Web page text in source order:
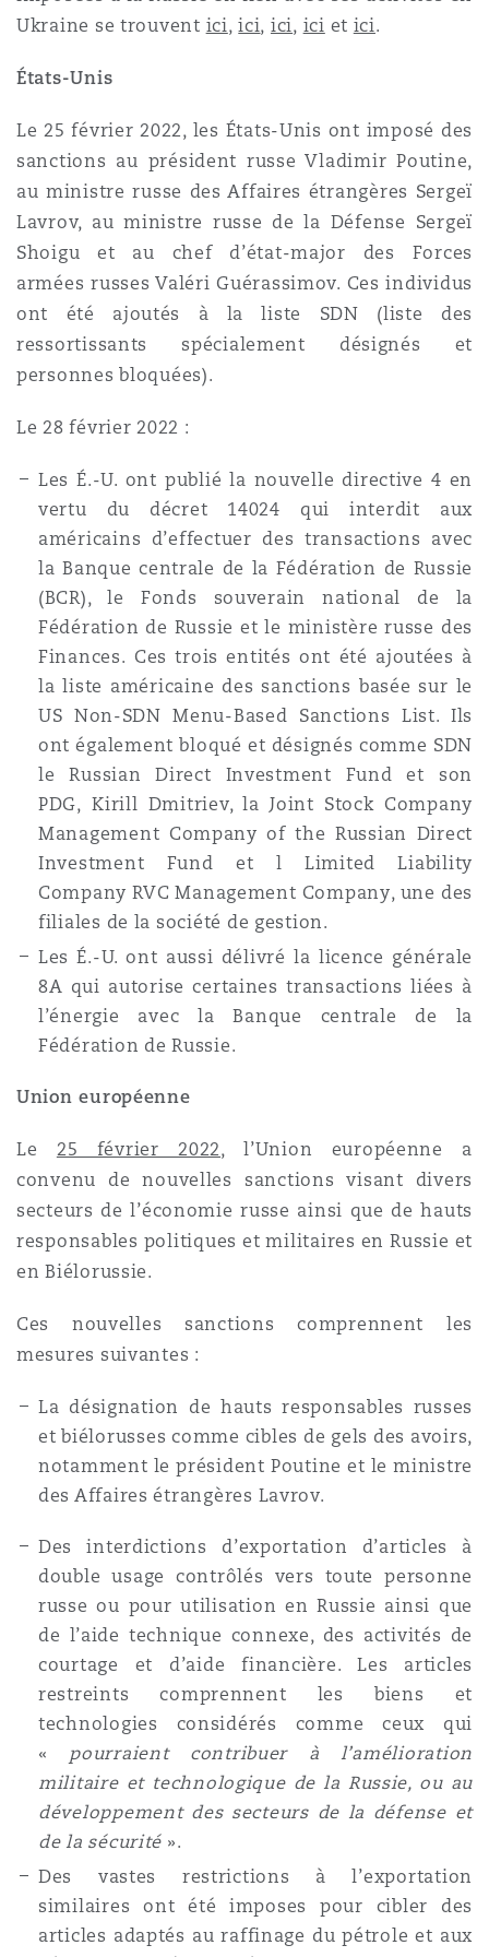
Droit aérien commercial
Droit réglementaire
Satellites et espace
Droit maritime
Risques politiques et crédit
Responsabilité du fabricant
Assurance biens
Réassurance
Assurance spécialisée
Bator
Jersey
York
County
(D. C.)
The St Botolph Building
2 New Bailey
Ukraine se trouvent ici,ici, ici, ici et ici.
États-Unis
Le 25 février 2022, les États-Unis ont imposé des
sanctions au président russe Vladimir Poutine,
au ministre russe des Affaires étrangères Sergeï
Lavrov, au ministre russe de la Défense Sergeï
Shoigu et au chef d’état-major des Forces
armées russes Valéri Guérassimov. Ces individus
ont été ajoutés à la liste SDN (liste des
ressortissants spécialement désignés et
personnes bloquées).
Le 28 février 2022 :
Les É.-U. ont publié la nouvelle directive 4 en
vertu du décret 14024 qui interdit aux
américains d’effectuer des transactions avec
la Banque centrale de la Fédération de Russie
(BCR), le Fonds souverain national de la
Fédération de Russie et le ministère russe des
Finances. Ces trois entités ont été ajoutées à
la liste américaine des sanctions basée sur le
US Non-SDN Menu-Based Sanctions List. Ils
ont également bloqué et désignés comme SDN
le Russian Direct Investment Fund et son
PDG, Kirill Dmitriev, la Joint Stock Company
Management Company of the Russian Direct
Investment Fund et l Limited Liability
Company RVC Management Company, une des
filiales de la société de gestion.
Les É.-U. ont aussi délivré la licence générale
8A qui autorise certaines transactions liées à
l’énergie avec la Banque centrale de la
Fédération de Russie.
Union européenne
Le 25 février 2022, l’Union européenne a
convenu de nouvelles sanctions visant divers
secteurs de l’économie russe ainsi que de hauts
responsables politiques et militaires en Russie et
en Biélorussie.
Ces nouvelles sanctions comprennent les
mesures suivantes :
La désignation de hauts responsables russes
et biélorusses comme cibles de gels des avoirs,
notamment le président Poutine et le ministre
des Affaires étrangères Lavrov.
Des interdictions d’exportation d’articles à
double usage contrôlés vers toute personne
russe ou pour utilisation en Russie ainsi que
de l’aide technique connexe, des activités de
courtage et d’aide financière. Les articles
restreints comprennent les biens et
technologies considérés comme ceux qui
« pourraient contribuer à l’amélioration
militaire et technologique de la Russie, ou au
développement des secteurs de la défense et
de la sécurité ».
Des vastes restrictions à l’exportation
similaires ont été imposes pour cibler des
articles adaptés au raffinage du pétrole et aux